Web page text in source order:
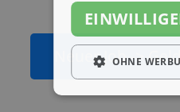
Neuer Job ->
OHNE